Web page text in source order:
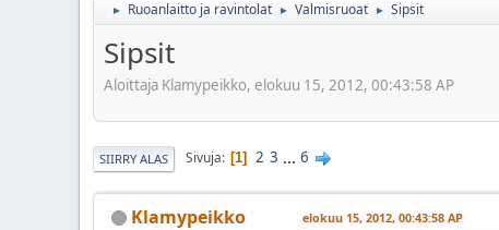
► Ruoanlaitto ja ravintolat ► Valmisruoat ► Sipsit
Sipsit
Aloittaja Klamypeikko, elokuu 15, 2012, 00:43:58 AP
SIIRRY ALAS Sivuja 1 2 3 ... 6
Klamypeikko elokuu 15, 2012, 00:43:58 AP